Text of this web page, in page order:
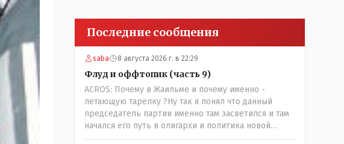
Последние сообщения
saba 8 августа 2026 г. в 22:29
Флуд и оффтопик (часть 9)
ACROS: Почему в Жаильме и почему именно -
летающую тарелку ?Ну так я понял что данный
председатель партии именно там засветился и там
начался его путь в олигархи и политика новой
формации . который не стесняется указать